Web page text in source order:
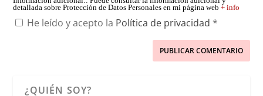
detallada sobre Protección de Datos Personales en mi página web+ info
He leído y acepto la Política de privacidad *
¿QUIÉN SOY?